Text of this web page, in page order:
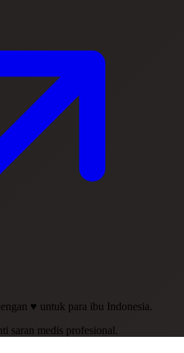
♥ untuk para ibu Indonesia.
saran medis profesional.